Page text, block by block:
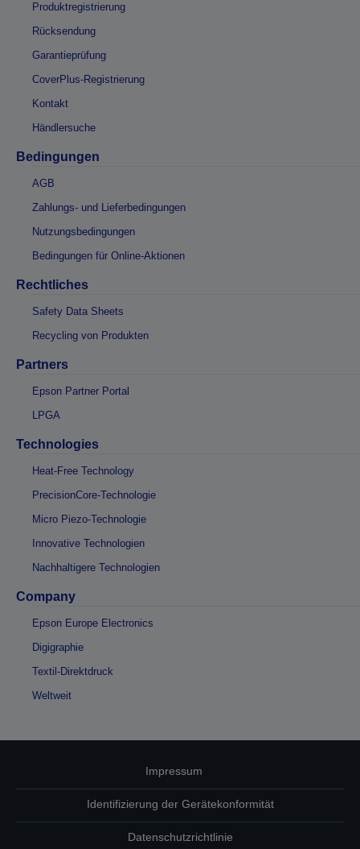
Produktregistrierung
Rücksendung
Garantieprüfung
CoverPlus-Registrierung
Kontakt
Händlersuche
Bedingungen
AGB
Zahlungs- und Lieferbedingungen
Nutzungsbedingungen
Bedingungen für Online-Aktionen
Rechtliches
Safety Data Sheets
Recycling von Produkten
Partners
Epson Partner Portal
LPGA
Technologies
Heat-Free Technology
PrecisionCore-Technologie
Micro Piezo-Technologie
Innovative Technologien
Nachhaltigere Technologien
Company
Epson Europe Electronics
Digigraphie
Textil-Direktdruck
Weltweit
Impressum
Identifizierung der Gerätekonformität
Datenschutzrichtlinie